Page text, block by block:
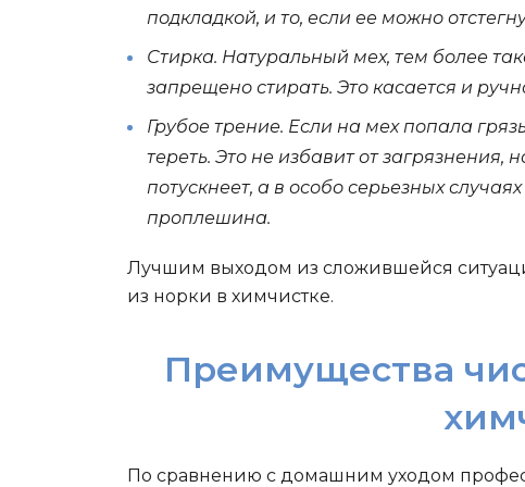
подкладкой, и то, если ее можно
Стирка. Натуральный мех, тем более
запрещено стирать. Это касается и
Грубое трение. Если на мех попала
тереть. Это не избавит от загрязнения,
потускнеет, а в особо серьезных
проплешина.
Лучшим выходом из сложившейся
из норки в химчистке.
Преимущества
По сравнению с домашним уходом